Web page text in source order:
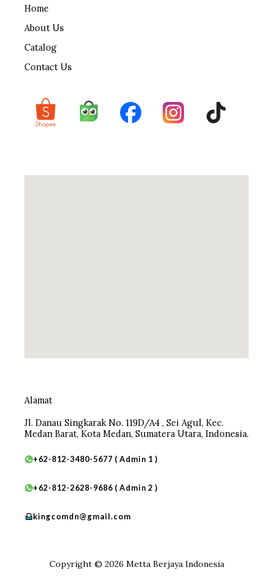
Home
About Us
Catalog
Contact Us
Alamat
Jl. Danau Singkarak No. 119D/A4 , Sei Agul, Kec.
Medan Barat, Kota Medan, Sumatera Utara, Indonesia.
+62-812-3480-5677 ( Admin 1 )
+62-812-2628-9686 ( Admin 2 )
kingcomdn@gmail.com
Copyright © 2026 Metta Berjaya Indonesia